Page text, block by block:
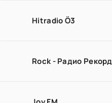
Hitradio Ö3
Rock - Радио Рекорд